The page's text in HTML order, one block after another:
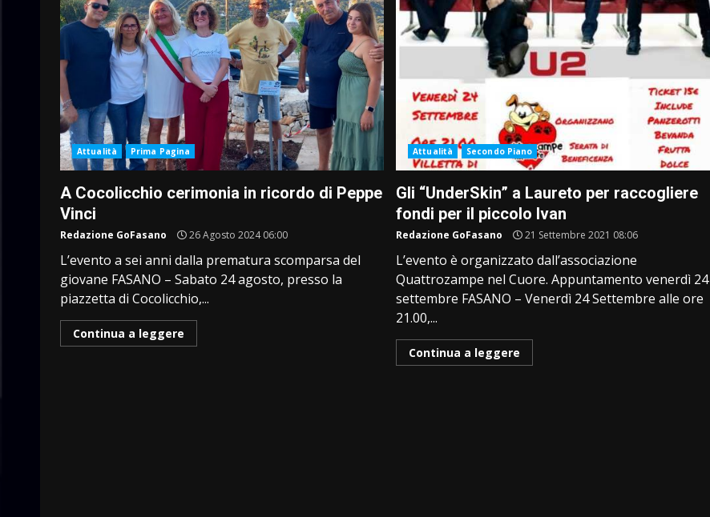
Attualità Prima Pagina
A Cocolicchio cerimonia in ricordo di Peppe
Vinci
Redazione GoFasano 26 Agosto 2024 06:00
L’evento a sei anni dalla prematura scomparsa del
giovane FASANO – Sabato 24 agosto, presso la
piazzetta di Cocolicchio,...
Continua a leggere
Attualità Secondo Piano
Gli “UnderSkin” a Laureto per raccogliere
fondi per il piccolo Ivan
Redazione GoFasano 21 Settembre 2021 08:06
L’evento è organizzato dall’associazione
Quattrozampe nel Cuore. Appuntamento venerdì 24
settembre FASANO – Venerdì 24 Settembre alle ore
21.00,...
Continua a leggere